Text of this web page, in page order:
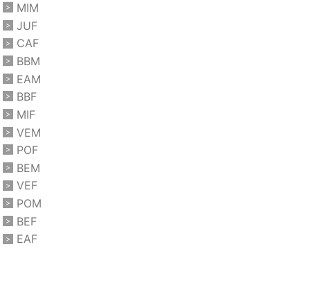
MIM
JUF
CAF
BBM
EAM
BBF
MIF
VEM
POF
BEM
VEF
POM
BEF
EAF